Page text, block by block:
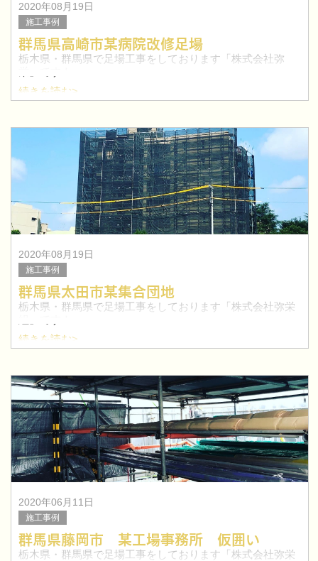
2020年08月19日
施工事例
群馬県高崎市某病院改修足場
栃木県・群馬県で足場工事をしております「株式会社弥
今回は、群馬県高崎市某病院の改修足場工事を行いまし
続きを読む>
2020年08月19日
施工事例
群馬県太田市某集合団地
栃木県・群馬県で足場工事をしております「株式会社弥栄
今回は、群馬県太田市某集合団地の改修足場工事を行いま
続きを読む>
2020年06月11日
施工事例
群馬県藤岡市 某工場事務所 仮囲い
栃木県・群馬県で足場工事をしております「株式会社弥栄